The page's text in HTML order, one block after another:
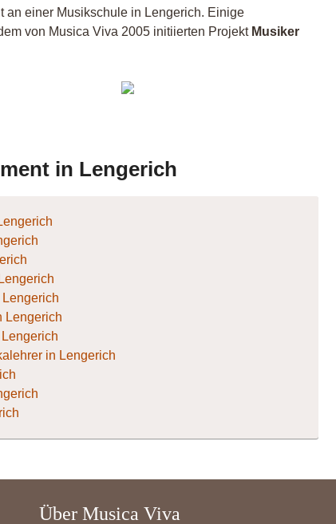
an einer Musikschule in Lengerich. Einige
von Musica Viva 2005 initiierten Projekt Musiker
in Lengerich
Lengerich
in Lengerich
Über Musica Viva